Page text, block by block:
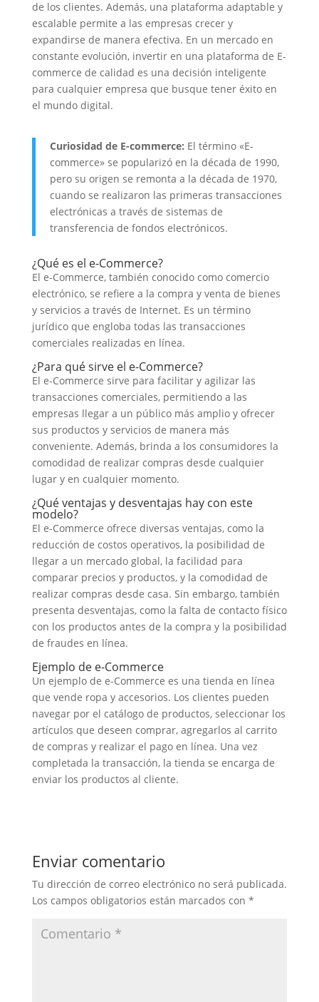
de los clientes. Además, una plataforma adaptable y
escalable permite a las empresas crecer y
expandirse de manera efectiva. En un mercado en
constante evolución, invertir en una plataforma de E-
commerce de calidad es una decisión inteligente
para cualquier empresa que busque tener éxito en
el mundo digital.
Curiosidad de E-commerce: El término «E-
commerce» se popularizó en la década de 1990,
pero su origen se remonta a la década de 1970,
cuando se realizaron las primeras transacciones
electrónicas a través de sistemas de
transferencia de fondos electrónicos.
¿Qué es el e-Commerce?
El e-Commerce, también conocido como comercio
electrónico, se refiere a la compra y venta de bienes
y servicios a través de Internet. Es un término
jurídico que engloba todas las transacciones
comerciales realizadas en línea.
¿Para qué sirve el e-Commerce?
El e-Commerce sirve para facilitar y agilizar las
transacciones comerciales, permitiendo a las
empresas llegar a un público más amplio y ofrecer
sus productos y servicios de manera más
conveniente. Además, brinda a los consumidores la
comodidad de realizar compras desde cualquier
lugar y en cualquier momento.
¿Qué ventajas y desventajas hay con este
modelo?
El e-Commerce ofrece diversas ventajas, como la
reducción de costos operativos, la posibilidad de
llegar a un mercado global, la facilidad para
comparar precios y productos, y la comodidad de
realizar compras desde casa. Sin embargo, también
presenta desventajas, como la falta de contacto físico
con los productos antes de la compra y la posibilidad
de fraudes en línea.
Ejemplo de e-Commerce
Un ejemplo de e-Commerce es una tienda en línea
que vende ropa y accesorios. Los clientes pueden
navegar por el catálogo de productos, seleccionar los
artículos que deseen comprar, agregarlos al carrito
de compras y realizar el pago en línea. Una vez
completada la transacción, la tienda se encarga de
enviar los productos al cliente.
Enviar comentario
Tu dirección de correo electrónico no será publicada.
Los campos obligatorios están marcados con *